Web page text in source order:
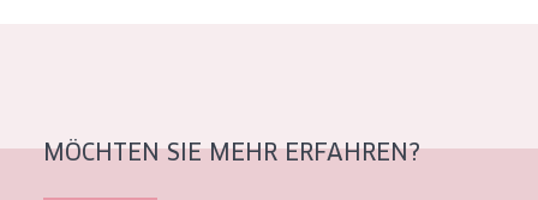
MÖCHTEN SIE MEHR ERFAHREN?